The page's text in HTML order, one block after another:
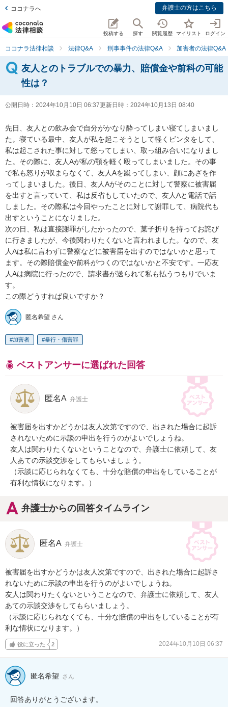
ココナラへ 弁護士の方はこちら
投稿する 探す 閲覧履歴 マイリスト ログイン
ココナラ法律相談 法律Q&A 刑事事件の法律Q&A 加害者の法律Q&A
友人とのトラブルでの暴力、賠償金や前科の可能
性は？
公開日時： 2024年10月10日 06:37更新日時： 2024年10月13日 08:40
先日、友人との飲み会で自分がかなり酔ってしまい寝てしまいまし
た。寝ている最中、友人が私を起こそうとして軽くビンタをして、
私は起こされた事に対して怒ってしまい、取っ組み合いになりまし
た。その際に、友人Aが私の顎を軽く殴ってしまいました。その事
で私も怒りが収まらなくて、友人Aを蹴ってしまい、顔にあざを作
ってしまいました。後日、友人Aがそのことに対して警察に被害届
を出すと言っていて、私は反省もしていたので、友人Aと電話で話
しました。その際私は今回やったことに対して謝罪して、病院代も
出すということになりました。
次の日、私は直接謝罪がしたかったので、菓子折りを持ってお詫び
に行きましたが、今後関わりたくないと言われました。なので、友
人Aは私に言わずに警察などに被害届を出すのではないかと思って
ます。その際賠償金や前科がつくのではないかと不安です。一応友
人Aは病院に行ったので、請求書が送られて私も払うつもりでいま
す。
この際どうすれば良いですか？
匿名希望 さん
加害者 暴行・傷害罪
ベストアンサーに選ばれた回答
匿名A 弁護士
被害届を出すかどうかは友人次第ですので、出された場合に起訴
されないために示談の申出を行うのがよいでしょうね。
友人は関わりたくないということなので、弁護士に依頼して、友
人あての示談交渉をしてもらいましょう。
（示談に応じられなくても、十分な賠償の申出をしていることが
有利な情状になります。）
弁護士からの回答タイムライン
匿名A 弁護士
被害届を出すかどうかは友人次第ですので、出された場合に起訴さ
れないために示談の申出を行うのがよいでしょうね。
友人は関わりたくないということなので、弁護士に依頼して、友人
あての示談交渉をしてもらいましょう。
（示談に応じられなくても、十分な賠償の申出をしていることが有
利な情状になります。）
役に立った 2 2024年10月10日 06:37
匿名希望 さん
回答ありがとうございます。